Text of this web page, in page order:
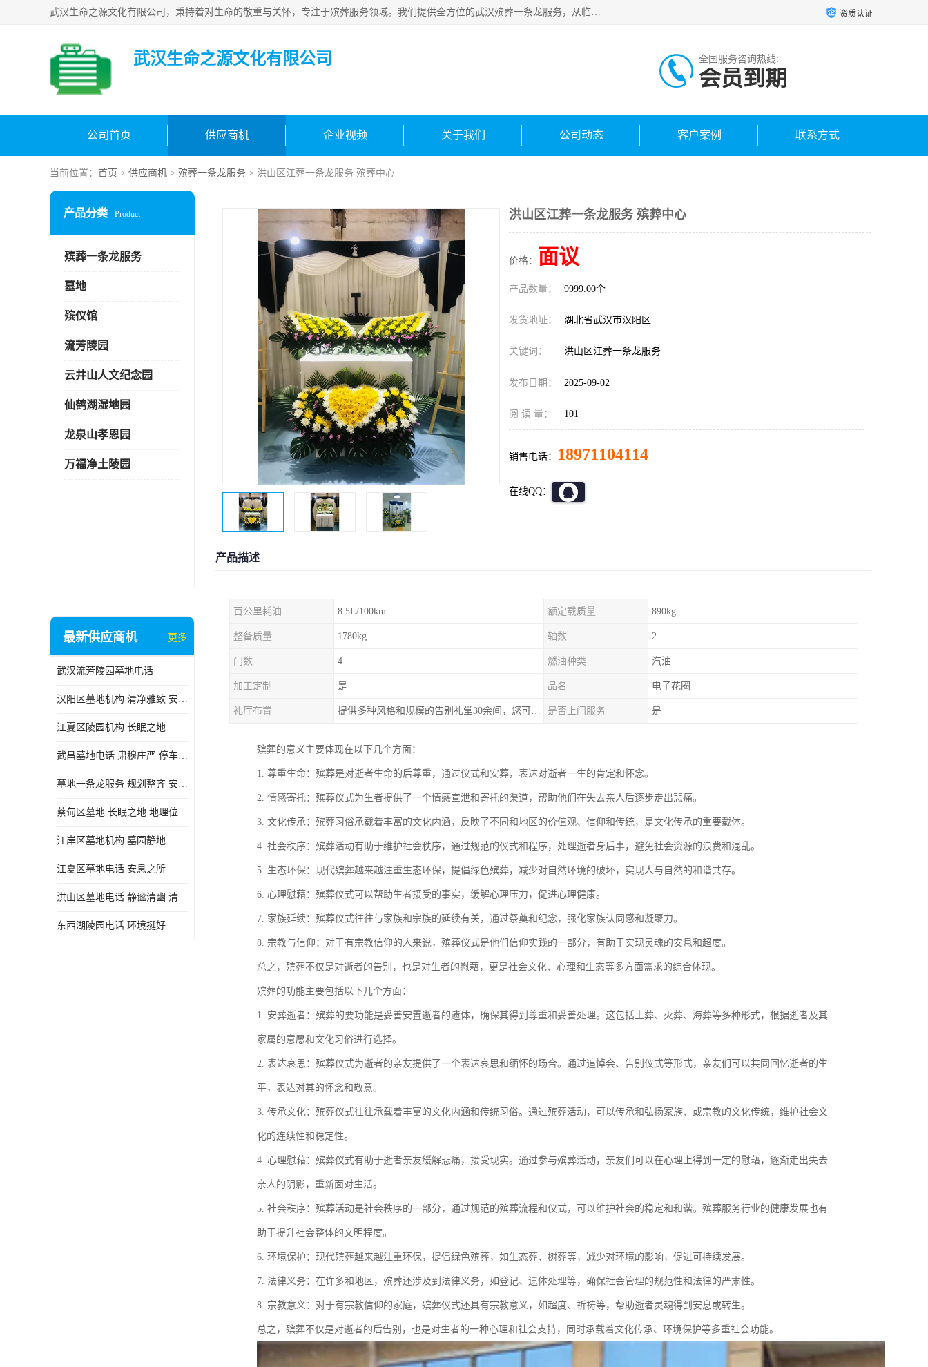
武汉生命之源文化有限公司，秉持着对生命的敬重与关怀，专注于殡葬服务领域。我们提供全方位的武汉殡葬一条龙服务，从临终关怀开始，到后事的妥善处理，每个环节都精心安排。专业团队严格依照规范，为逝者净身、穿衣，庄重地接运遗体，提供优质的遗体整理与妆扮服务。告别仪式策划、火化手续办理以及骨灰安置等事务，也都有专人协助。 资质认证
武汉生命之源文化有限公司 全国服务咨询热线:
会员到期
公司首页 供应商机 企业视频 关于我们 公司动态 客户案例 联系方式
当前位置： 首页 > 供应商机 > 殡葬一条龙服务 > 洪山区江葬一条龙服务 殡葬中心
产品分类 Product
殡葬一条龙服务
墓地
殡仪馆
流芳陵园
云井山人文纪念园
仙鹤湖湿地园
龙泉山孝恩园
万福净土陵园
最新供应商机 更多
武汉流芳陵园墓地电话
汉阳区墓地机构 清净雅致 安息之所
江夏区陵园机构 长眠之地
武昌墓地电话 肃穆庄严 停车方便
墓地一条龙服务 规划整齐 安息之所
蔡甸区墓地 长眠之地 地理位置好
江岸区墓地机构 墓园静地
江夏区墓地电话 安息之所
洪山区墓地电话 静谧清幽 清净雅致
东西湖陵园电话 环境挺好
洪山区江葬一条龙服务 殡葬中心
价格： 面议
产品数量： 9999.00个
发货地址： 湖北省武汉市汉阳区
关键词： 洪山区江葬一条龙服务
发布日期： 2025-09-02
阅 读 量： 101
销售电话： 18971104114
在线QQ：
产品描述
百公里耗油 8.5L/100km 额定载质量 890kg
整备质量 1780kg 轴数 2
门数 4 燃油种类 汽油
加工定制 是 品名 电子花圈
礼厅布置 提供多种风格和规模的告别礼堂30余间，您可以根据需求选择。 是否上门服务 是
殡葬的意义主要体现在以下几个方面：
1. 尊重生命：殡葬是对逝者生命的后尊重，通过仪式和安葬，表达对逝者一生的肯定和怀念。
2. 情感寄托：殡葬仪式为生者提供了一个情感宣泄和寄托的渠道，帮助他们在失去亲人后逐步走出悲痛。
3. 文化传承：殡葬习俗承载着丰富的文化内涵，反映了不同和地区的价值观、信仰和传统，是文化传承的重要载体。
4. 社会秩序：殡葬活动有助于维护社会秩序，通过规范的仪式和程序，处理逝者身后事，避免社会资源的浪费和混乱。
5. 生态环保：现代殡葬越来越注重生态环保，提倡绿色殡葬，减少对自然环境的破坏，实现人与自然的和谐共存。
6. 心理慰藉：殡葬仪式可以帮助生者接受的事实，缓解心理压力，促进心理健康。
7. 家族延续：殡葬仪式往往与家族和宗族的延续有关，通过祭奠和纪念，强化家族认同感和凝聚力。
8. 宗教与信仰：对于有宗教信仰的人来说，殡葬仪式是他们信仰实践的一部分，有助于实现灵魂的安息和超度。
总之，殡葬不仅是对逝者的告别，也是对生者的慰藉，更是社会文化、心理和生态等多方面需求的综合体现。
殡葬的功能主要包括以下几个方面：
1. 安葬逝者：殡葬的要功能是妥善安置逝者的遗体，确保其得到尊重和妥善处理。这包括土葬、火葬、海葬等多种形式，根据逝者及其
家属的意愿和文化习俗进行选择。
2. 表达哀思：殡葬仪式为逝者的亲友提供了一个表达哀思和缅怀的场合。通过追悼会、告别仪式等形式，亲友们可以共同回忆逝者的生
平，表达对其的怀念和敬意。
3. 传承文化：殡葬仪式往往承载着丰富的文化内涵和传统习俗。通过殡葬活动，可以传承和弘扬家族、或宗教的文化传统，维护社会文
化的连续性和稳定性。
4. 心理慰藉：殡葬仪式有助于逝者亲友缓解悲痛，接受现实。通过参与殡葬活动，亲友们可以在心理上得到一定的慰藉，逐渐走出失去
亲人的阴影，重新面对生活。
5. 社会秩序：殡葬活动是社会秩序的一部分，通过规范的殡葬流程和仪式，可以维护社会的稳定和和谐。殡葬服务行业的健康发展也有
助于提升社会整体的文明程度。
6. 环境保护：现代殡葬越来越注重环保，提倡绿色殡葬，如生态葬、树葬等，减少对环境的影响，促进可持续发展。
7. 法律义务：在许多和地区，殡葬还涉及到法律义务，如登记、遗体处理等，确保社会管理的规范性和法律的严肃性。
8. 宗教意义：对于有宗教信仰的家庭，殡葬仪式还具有宗教意义，如超度、祈祷等，帮助逝者灵魂得到安息或转生。
总之，殡葬不仅是对逝者的后告别，也是对生者的一种心理和社会支持，同时承载着文化传承、环境保护等多重社会功能。